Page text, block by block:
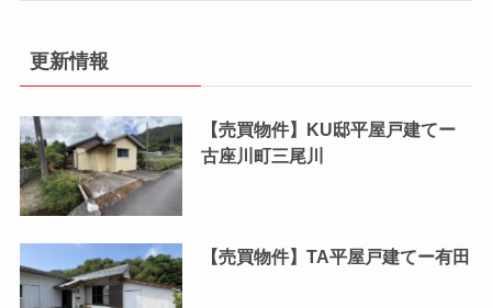
更新情報
【売買物件】KU邸平屋戸建てー
古座川町三尾川
【売買物件】TA平屋戸建てー有田